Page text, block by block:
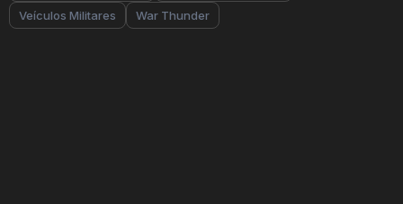
Veículos Militares
War Thunder